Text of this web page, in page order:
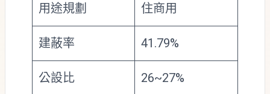
用途規劃 住商用
建蔽率 41.79%
公設比 26~27%